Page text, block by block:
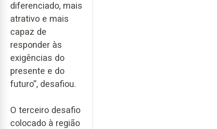
diferenciado, mais
atrativo e mais
capaz de
responder às
exigências do
presente e do
futuro”, desafiou.
O terceiro desafio
colocado à região